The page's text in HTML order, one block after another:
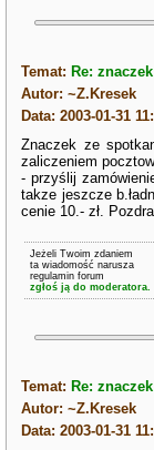
Temat: Re: znaczek
Autor: ~Z.Kresek
Data: 2003-01-31
Znaczek ze
zaliczeniem
- przyślij
takze jeszcze
cenie 10.- zł.
Jeżeli Twoim zdaniem
ta wiadomość narusza
regulamin forum
zgłoś ją do moderatora.
Temat: Re: znaczek
Autor: ~Z.Kresek
Data: 2003-01-31